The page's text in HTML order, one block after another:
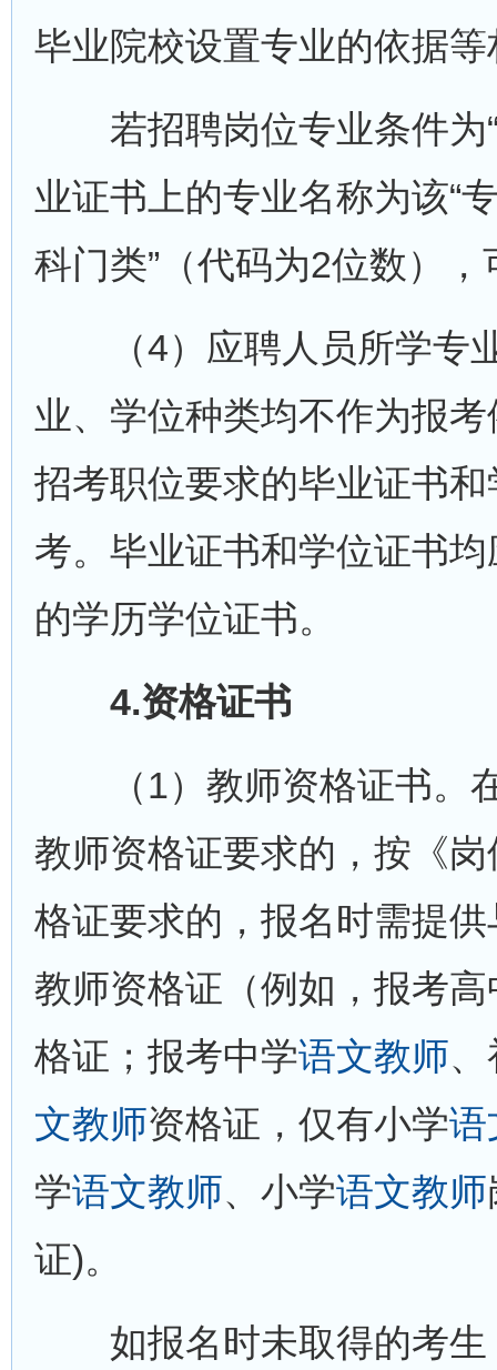
毕业院校设置专业的依据
若招聘岗位专业条件为“
业证书上的专业名称为该“
科门类”（代码为2位数）
（4）应聘人员所学专业
业、学位种类均不作为报
招考职位要求的毕业证书
考。毕业证书和学位证书
的学历学位证书。
4.资格证书
（1）教师资格证书。在
教师资格证要求的，按《
格证要求的，报名时需提
教师资格证（例如，报考高
格证；报考中学语文教师
文教师资格证，仅有小学语
学语文教师、小学语文教师
证)。
如报名时未取得的考生